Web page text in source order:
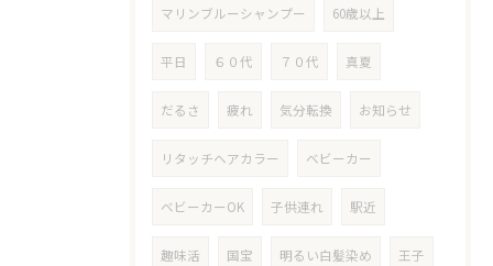
マリンブルーシャンプー 60歳以上
平日 ６０代 ７０代 真夏
だるさ 疲れ 気分転換 お知らせ
リタッチヘアカラー ベビーカー
ベビーカーOK 子供連れ 駅近
趣味活 国宝 明るい白髪染め 王子